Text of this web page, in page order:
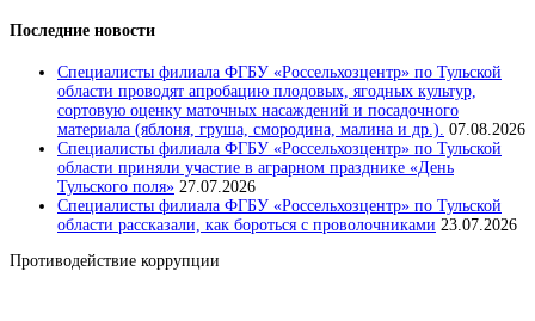
Последние новости
Специалисты филиала ФГБУ «Россельхозцентр» по Тульской
области проводят апробацию плодовых, ягодных культур,
сортовую оценку маточных насаждений и посадочного
материала (яблоня, груша, смородина, малина и др.). 07.08.2026
Специалисты филиала ФГБУ «Россельхозцентр» по Тульской
области приняли участие в аграрном празднике «День
Тульского поля» 27.07.2026
Специалисты филиала ФГБУ «Россельхозцентр» по Тульской
области рассказали, как бороться с проволочниками 23.07.2026
Противодействие коррупции